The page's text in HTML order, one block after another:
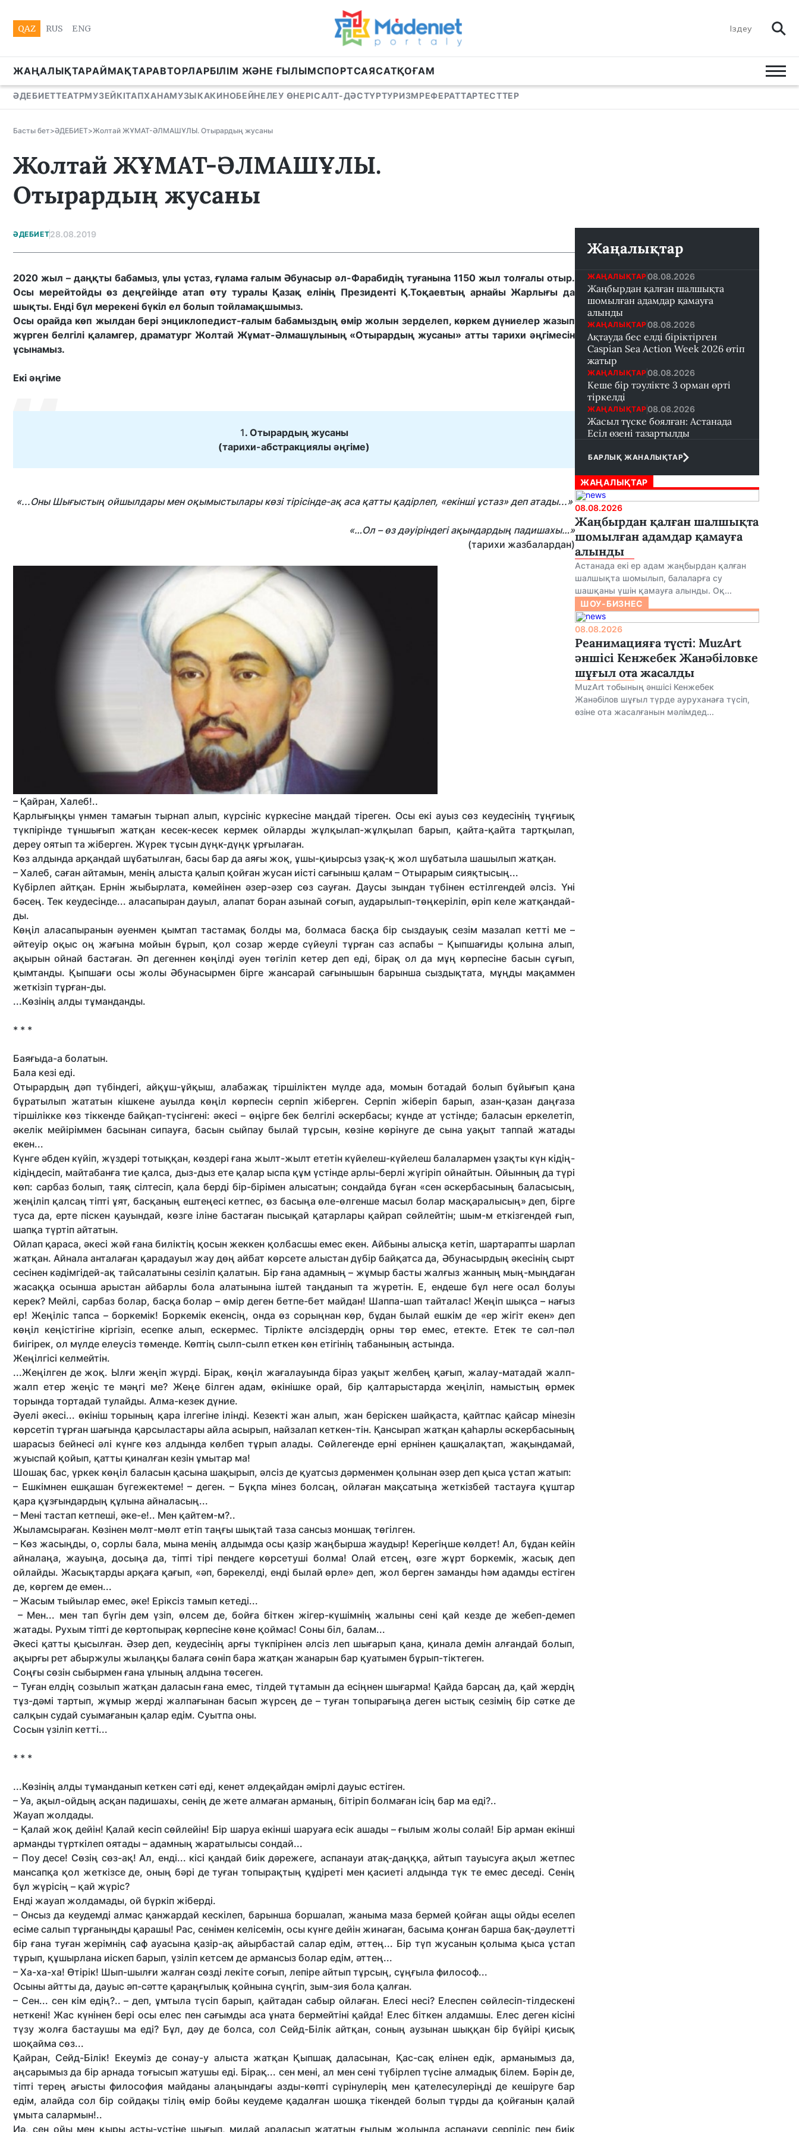
QAZ RUS ENG
ЖАҢАЛЫҚТАРАЙМАҚТАРАВТОРЛАРБІЛІМ ЖӘНЕ ҒЫЛЫМСПОРТСАЯСАТҚОҒАМ
ӘДЕБИЕТТЕАТРМУЗЕЙКІТАПХАНАМУЗЫКАКИНОБЕЙНЕЛЕУ ӨНЕРІСАЛТ-ДӘСТҮРТУРИЗМРЕФЕРАТТАРТЕСТТЕР
Басты бет>ӘДЕБИЕТ>Жолтай ЖҰМАТ-ӘЛМАШҰЛЫ. Отырардың жусаны
Жолтай ЖҰМАТ-ӘЛМАШҰЛЫ.
Отырардың жусаны
ӘДЕБИЕТ28.08.2019
2020 жыл – даңқты бабамыз, ұлы ұстаз, ғұлама ғалым Әбунасыр әл-Фарабидің туғанына 1150 жыл толғалы отыр.
Осы мерейтойды өз деңгейінде атап өту туралы Қазақ елінің Президенті Қ.Тоқаевтың арнайы Жарлығы да
шықты. Енді бұл мерекені бүкіл ел болып тойламақшымыз.
Осы орайда көп жылдан бері энциклопедист-ғалым бабамыздың өмір жолын зерделеп, көркем дүниелер жазып
жүрген белгілі қаламгер, драматург Жолтай Жұмат-Әлмашұлының «Отырардың жусаны» атты тарихи әңгімесін
ұсынамыз.
Екі әңгіме
1. Отырардың жусаны
(тарихи-абстракциялы әңгіме)
«...Оны Шығыстың ойшылдары мен оқымыстылары көзі тірісінде-ақ аса қатты қадірлеп, «екінші ұстаз» деп атады...»
«…Ол – өз дәуіріндегі ақындардың падишахы…»
(тарихи жазбалардан)
– Қайран, Халеб!..
Қарлығыңқы үнмен тамағын тырнап алып, күрсініс күркесіне маңдай тіреген. Осы екі ауыз сөз кеудесінің тұңғиық
түкпірінде тұншығып жатқан кесек-кесек кермек ойларды жұлқылап-жұлқылап барып, қайта-қайта тартқылап,
дереу оятып та жіберген. Жүрек тұсын дүңк-дүңк ұрғылаған.
Көз алдында арқандай шұбатылған, басы бар да аяғы жоқ, ұшы-қиырсыз ұзақ-қ жол шұбатыла шашылып жатқан.
– Халеб, саған айтамын, менің алыста қалып қойған жусан иісті сағыныш қалам – Отырарым сияқтысың...
Күбірлеп айтқан. Ернін жыбырлата, көмейінен әзер-әзер cөз сауған. Даусы зындан түбінен естілгендей әлсіз. Үні
бәсең. Тек кеудесінде... аласапыран дауыл, алапат боран азынай соғып, аударылып-төңкеріліп, өріп келе жатқандай-
ды.
Көңіл аласапыранын әуенмен қымтап тастамақ болды ма, болмаса басқа бір сыздауық сезім мазалап кетті ме –
әйтеуір оқыс оң жағына мойын бұрып, қол созар жерде сүйеулі тұрған саз аспабы – Қыпшағиды қолына алып,
ақырын ойнай бастаған. Әп дегеннен көңілді әуен төгіліп кетер деп еді, бірақ ол да мұң көрпесіне басын сұғып,
қымтанды. Қыпшағи осы жолы Әбунасырмен бірге жансарай сағынышын барынша сыздықтата, мұңды мақаммен
жеткізіп тұрған-ды.
...Көзінің алды тұманданды.
* * *
Баяғыда-а болатын.
Бала кезі еді.
Отырардың дәп түбіндегі, айқұш-ұйқыш, алабажақ тіршіліктен мүлде ада, момын ботадай болып бұйығып қана
бұратылып жататын кішкене ауылда көңіл көрпесін серпіп жіберген. Серпіп жіберіп барып, азан-қазан даңғаза
тіршілікке көз тіккенде байқап-түсінгені: әкесі – өңірге бек белгілі әскербасы; күнде ат үстінде; баласын еркелетіп,
әкелік мейіріммен басынан сипауға, басын сыйпау былай тұрсын, көзіне көрінуге де сына уақыт таппай жатады
екен...
Күнге әбден күйіп, жүздері тотыққан, көздері ғана жылт-жылт ететін күйелеш-күйелеш балалармен ұзақты күн кідің-
кідіңдесіп, майтабанға тие қалса, дыз-дыз ете қалар ыспа құм үстінде арлы-берлі жүгіріп ойнайтын. Ойынның да түрі
көп: сарбаз болып, таяқ сілтесіп, қала берді бір-бірімен алысатын; сондайда бұған «сен әскербасының баласысың,
жеңіліп қалсаң тіпті ұят, басқаның ештеңесі кетпес, өз басыңа өле-өлгенше масыл болар масқаралысың» деп, бірге
туса да, ерте піскен қауындай, көзге іліне бастаған пысықай қатарлары қайрап сөйлейтін; шым-м еткізгендей ғып,
шапқа түртіп айтатын.
Ойлап қараса, әкесі жәй ғана биліктің қосын жеккен қолбасшы емес екен. Айбыны алысқа кетіп, шартарапты шарлап
жатқан. Айнала анталаған қарадауыл жау дөң айбат көрсете алыстан дүбір байқатса да, Әбунасырдың әкесінің сырт
сесінен кәдімгідей-ақ тайсалатыны сезіліп қалатын. Бір ғана адамның – жұмыр басты жалғыз жанның мың-мыңдаған
жасаққа осынша арыстан айбарлы бола алатынына іштей таңданып та жүретін. Е, ендеше бұл неге осал болуы
керек? Мейлі, сарбаз болар, басқа болар – өмір деген бетпе-бет майдан! Шаппа-шап тайталас! Жеңіп шықса – нағыз
ер! Жеңіліс тапса – боркемік! Боркемік екенсің, онда өз сорыңнан көр, бұдан былай ешкім де «ер жігіт екен» деп
көңіл кеңістігіне кіргізіп, есепке алып, ескермес. Тірлікте әлсіздердің орны төр емес, етекте. Етек те сәл-пәл
биігірек, ол мүлде елеусіз төменде. Көптің сылп-сылп еткен көн етігінің табанының астында.
Жеңілгісі келмейтін.
...Жеңілген де жоқ. Ылғи жеңіп жүрді. Бірақ, көңіл жағалауында біраз уақыт желбең қағып, жалау-матадай жалп-
жалп етер жеңіс те мәңгі ме? Жеңе білген адам, өкінішке орай, бір қалтарыстарда жеңіліп, намыстың өрмек
торында тортадай тулайды. Алма-кезек дүние.
Әуелі әкесі... өкініш торының қара ілгегіне ілінді. Кезекті жан алып, жан беріскен шайқаста, қайтпас қайсар мінезін
көрсетіп тұрған шағында қарсыластары айла асырып, найзалап кеткен-тін. Қансырап жатқан қаһарлы әскербасының
шарасыз бейнесі әлі күнге көз алдында көлбеп тұрып алады. Сөйлегенде ерні ернінен қашқалақтап, жақындамай,
жуыспай қойып, қатты қиналған кезін ұмытар ма!
Шошақ бас, үркек көңіл баласын қасына шақырып, әлсіз де қуатсыз дәрменмен қолынан әзер деп қыса ұстап жатып:
– Ешкімнен ешқашан бүгежектеме! – деген. – Бұқпа мінез болсаң, ойлаған мақсатыңа жеткізбей тастауға құштар
қара құзғындардың құлына айналасың...
– Мені тастап кетпеші, әке-е!.. Мен қайтем-м?..
Жыламсыраған. Көзінен мөлт-мөлт етіп таңғы шықтай таза сансыз моншақ төгілген.
– Көз жасыңды, о, сорлы бала, мына менің алдымда осы қазір жаңбырша жаудыр! Керегіңше көлдет! Ал, бұдан кейін
айналаңа, жауыңа, досыңа да, тіпті тірі пендеге көрсетуші болма! Олай етсең, өзге жұрт боркемік, жасық деп
ойлайды. Жасықтарды арқаға қағып, «әп, бәрекелді, енді былай өрле» деп, жол берген заманды һәм адамды естіген
де, көргем де емен...
– Жасым тыйылар емес, әке! Еріксіз тамып кетеді...
– Мен... мен тап бүгін дем үзіп, өлсем де, бойға біткен жігер-күшімнің жалыны сені қай кезде де жебеп-демеп
жатады. Рухым тіпті де көртопырақ көрпесіне көне қоймас! Соны біл, балам...
Әкесі қатты қысылған. Әзер деп, кеудесінің арғы түкпірінен әлсіз леп шығарып қана, қинала демін алғандай болып,
ақырғы рет абыржулы жылаңқы балаға сөніп бара жатқан жанарын бар қуатымен бұрып-тіктеген.
Соңғы сөзін сыбырмен ғана ұлының алдына төсеген.
– Туған елдің созылып жатқан даласын ғана емес, тілдей тұтамын да есіңнен шығарма! Қайда барсаң да, қай жердің
тұз-дәмі тартып, жұмыр жерді жалпағынан басып жүрсең де – туған топырағыңа деген ыстық сезімің бір сәтке де
салқын судай суымағанын қалар едім. Суытпа оны.
Сосын үзіліп кетті...
* * *
...Көзінің алды тұманданып кеткен сәті еді, кенет әлдеқайдан әмірлі дауыс естіген.
– Уа, ақыл-ойдың асқан падишахы, сенің де жете алмаған арманың, бітіріп болмаған ісің бар ма еді?..
Жауап жолдады.
– Қалай жоқ дейін! Қалай кесіп сөйлейін! Бір шаруа екінші шаруаға есік ашады – ғылым жолы солай! Бір арман екінші
арманды түрткілеп оятады – адамның жаратылысы сондай...
– Поу десе! Сөзің сөз-ақ! Ал, енді... кісі қандай биік дәрежеге, аспанауи атақ-даңққа, айтып тауысуға ақыл жетпес
мансапқа қол жеткізсе де, оның бәрі де туған топырақтың құдіреті мен қасиеті алдында түк те емес деседі. Сенің
бұл жүрісің – қай жүріс?
Енді жауап жолдамады, ой бүркіп жіберді.
– Онсыз да кеудемді алмас қанжардай кескілеп, барынша боршалап, жаныма маза бермей қойған ащы ойды еселеп
есіме салып тұрғаныңды қарашы! Рас, сенімен келісемін, осы күнге дейін жинаған, басыма қонған барша бақ-дәулетті
бір ғана туған жерімнің саф ауасына қазір-ақ айырбастай салар едім, әттең... Бір түп жусанын қолыма қыса ұстап
тұрып, құшырлана иіскеп барып, үзіліп кетсем де армансыз болар едім, әттең...
– Ха-ха-ха! Өтірік! Шып-шылғи жалған сөзді лекіте соғып, лепіре айтып тұрсың, сұңғыла философ...
Осыны айтты да, дауыс әп-сәтте қараңғылық қойнына сүңгіп, зым-зия бола қалған.
– Сен... сен кім едің?.. – деп, ұмтыла түсіп барып, қайтадан сабыр ойлаған. Елесі несі? Елеспен сөйлесіп-тілдескені
неткені! Жас күнінен бері осы елес пен сағымды аса ұната бермейтіні қайда! Елес біткен алдамшы. Елес деген кісіні
түзу жолға бастаушы ма еді? Бұл, дәу де болса, сол Сейд-Білік айтқан, соның аузынан шыққан бір бүйірі қисық
шоқайма сөз...
Қайран, Сейд-Білік! Екеуміз де сонау-у алыста жатқан Қыпшақ даласынан, Қас-сақ елінен едік, арманымыз да,
аңсарымыз да бір арнада тоғысып жатушы еді. Бірақ... сен мені, ал мен сені түбірлеп түсіне алмадық білем. Бәрін де,
тіпті терең ағысты философия майданы алаңындағы азды-көпті сүрінулерің мен қателесулеріңді де кешіруге бар
едім, алайда сол бір сойдақы тілің өмір бойы кеудеме қадалған шошқа тікендей болып тұрды да қойғанын қалай
ұмыта салармын!..
Иә, сен ойы мен қыры асты-үстіне шығып, мидай араласып жататын ғылым жолында аспанауи серпіліс пен биік
Жаңалықтар
ЖАҢАЛЫҚТАР 08.08.2026
Жаңбырдан қалған шалшықта
шомылған адамдар қамауға
алынды
ЖАҢАЛЫҚТАР 08.08.2026
Ақтауда бес елді біріктірген
Caspian Sea Action Week 2026 өтіп
жатыр
ЖАҢАЛЫҚТАР 08.08.2026
Кеше бір тәулікте 3 орман өрті
тіркелді
ЖАҢАЛЫҚТАР 08.08.2026
Жасыл түске боялған: Астанада
Есіл өзені тазартылды
БАРЛЫҚ ЖАНАЛЫҚТАР
ЖАҢАЛЫҚТАР
08.08.2026
Жаңбырдан қалған шалшықта
шомылған адамдар қамауға
алынды
Астанада екі ер адам жаңбырдан қалған
шалшықта шомылып, балаларға су
шашқаны үшін қамауға алынды. Оқ...
ШОУ-БИЗНЕС
08.08.2026
Реанимацияға түсті: MuzArt
әншісі Кенжебек Жанәбіловке
шұғыл ота жасалды
MuzArt тобының әншісі Кенжебек
Жанәбілов шұғыл түрде ауруханаға түсіп,
өзіне ота жасалғанын мәлімдед...